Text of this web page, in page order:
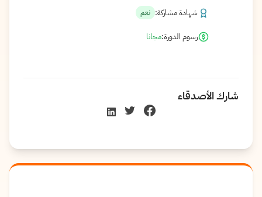
شهادة مشاركة: نعم
رسوم الدورة:مجانا
شارك الأصدقاء